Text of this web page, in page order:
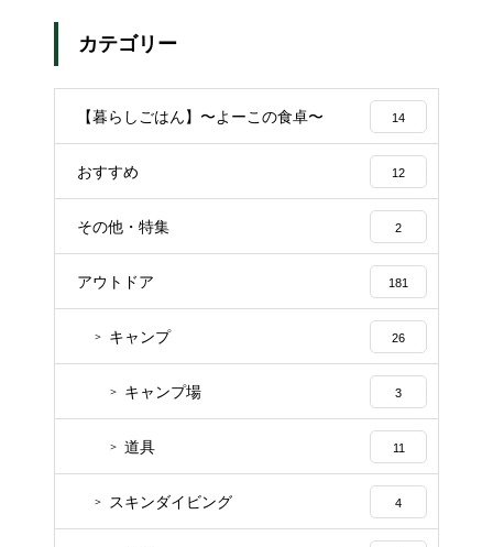
カテゴリー
【暮らしごはん】〜よーこの食卓〜 14
おすすめ 12
その他・特集 2
アウトドア 181
キャンプ 26
キャンプ場 3
道具 11
スキンダイビング 4